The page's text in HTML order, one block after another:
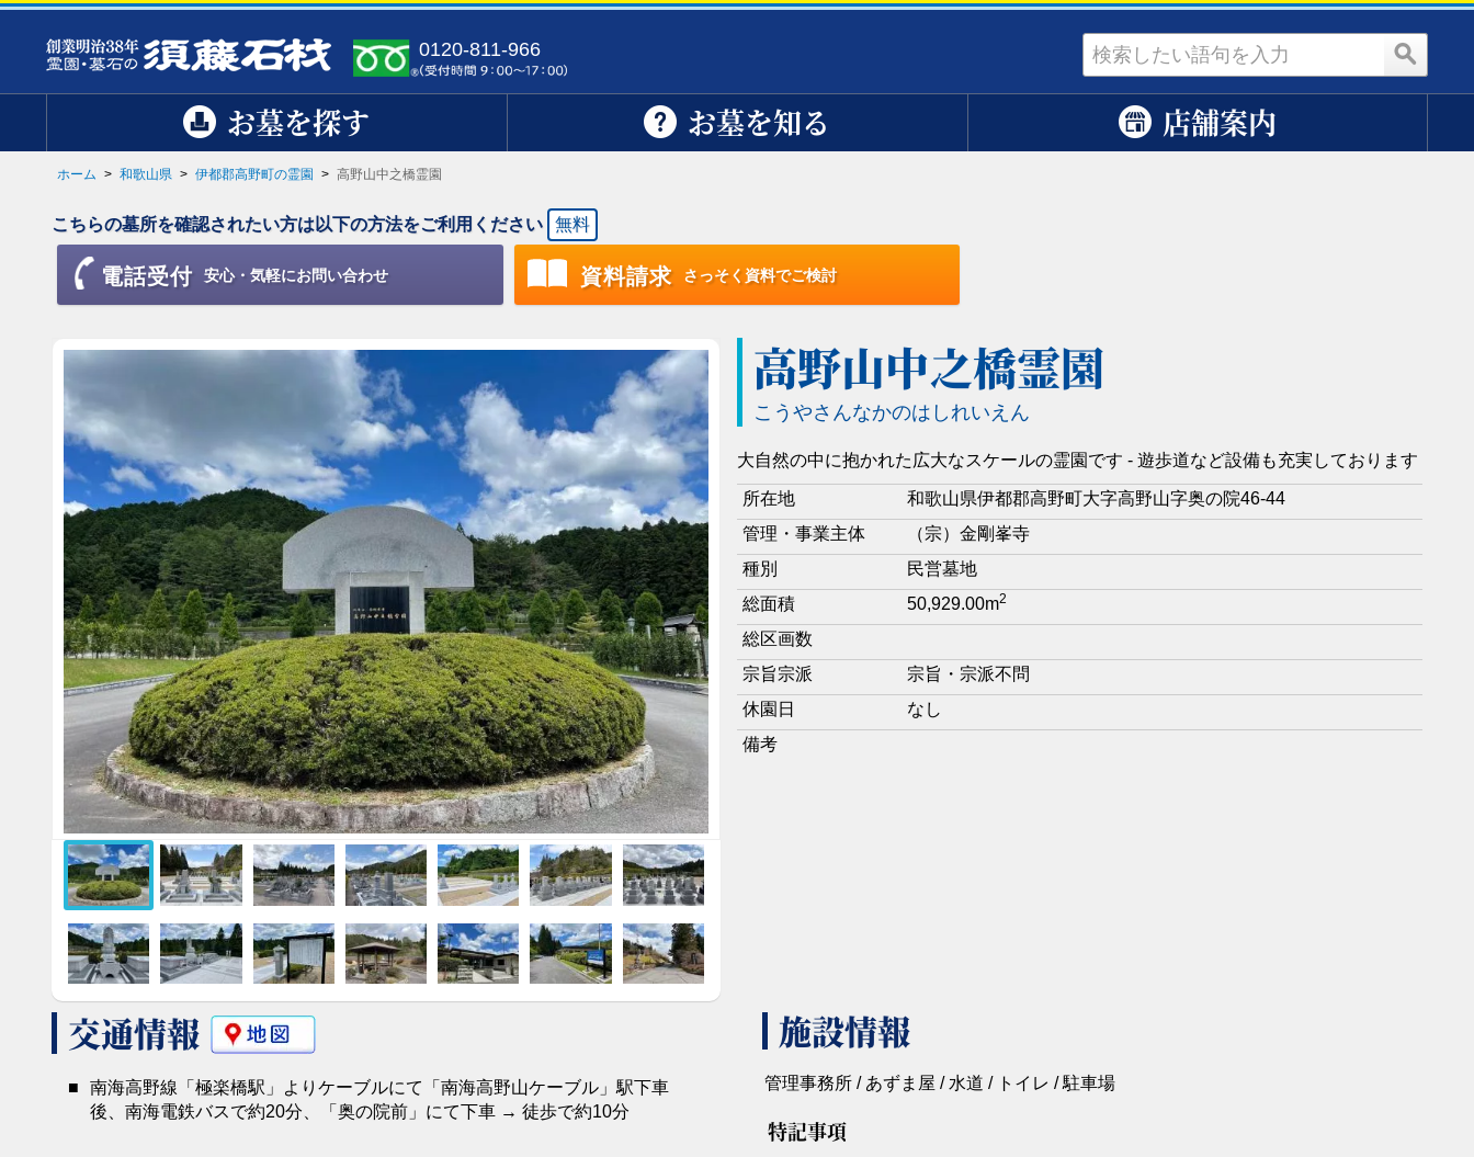
0120-811-966
お墓を探す お墓を知る 店舗案内
ホーム > 和歌山県 > 伊都郡高野町の霊園 > 高野山中之橋霊園
こちらの墓所を確認されたい方は以下の方法をご利用ください 無料
電話受付 安心・気軽にお問い合わせ 資料請求 さっそく資料でご検討
高野山中之橋霊園
こうやさんなかのはしれいえん
大自然の中に抱かれた広大なスケールの霊園です - 遊歩道など設備も充実しております
所在地
和歌山県伊都郡高野町大字高野山字奥の院46-44
管理・事業主体
（宗）金剛峯寺
種別
民営墓地
総面積
50,929.00m2
総区画数
宗旨宗派
宗旨・宗派不問
休園日
なし
備考
交通情報
■
南海高野線「極楽橋駅」よりケーブルにて「南海高野山ケーブル」駅下車
後、南海電鉄バスで約20分、「奥の院前」にて下車 → 徒歩で約10分
施設情報
管理事務所 / あずま屋 / 水道 / トイレ / 駐車場
特記事項